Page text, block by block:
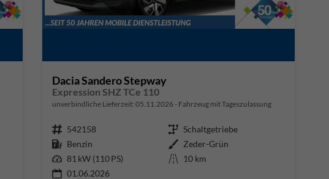
Dacia Sandero Stepway
Expression SHZ TCe 110
unverbindliche Lieferzeit: 05.11.2026 Fahrzeug mit Tageszulassung
Fahrzeugnr. 542158 Getriebe Schaltgetriebe
Kraftstoff Benzin Außenfarbe Zeder-Grün
Leistung 81 kW (110 PS) Kilometerstand 10 km
01.06.2026